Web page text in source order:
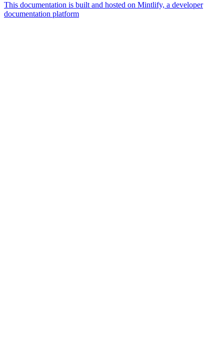
This documentation is built and hosted on Mintlify, a developer
documentation platform